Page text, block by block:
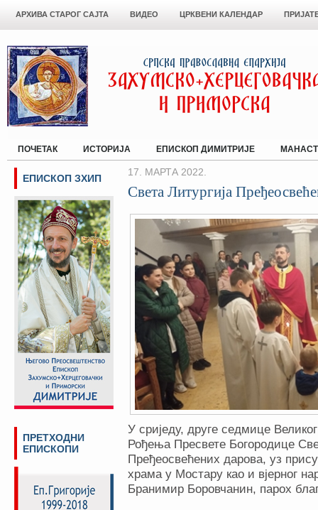
АРХИВА СТАРОГ САЈТА ВИДЕО ЦРКВЕНИ КАЛЕНДАР
ПОЧЕТАК ИСТОРИЈА ЕПИСКОП ДИМИТРИЈЕ
17. МАРТА 2022.
Светa Литургијa
У сриједу, друге седмице
Рођења Пресвете Богородице
Пређеосвећених дарова, уз
храма у Мостару као и вјерног
Бранимир Боровчанин, парох
ЕПИСКОП ЗХИП
ПРЕТХОДНИ
ЕПИСКОПИ